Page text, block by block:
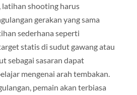
latihan shooting harus
gerakan yang sama
sederhana seperti
statis di sudut gawang atau
sebagai sasaran dapat
mengenai arah tembakan.
pemain akan terbiasa